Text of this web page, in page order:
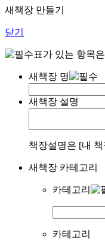
새책장 만들기
닫기
표가 있는 항목
새책장 명
새책장 설명
책장설명은 [내
새책장 카테고리
카테고리
카테고리